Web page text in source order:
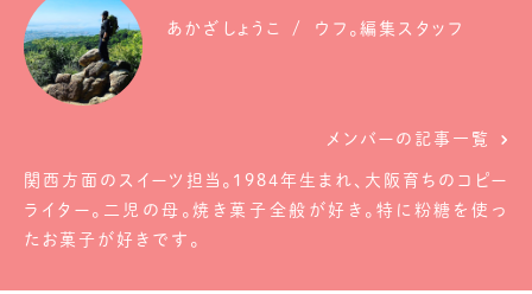
あかざしょうこ ウフ。編集スタッフ
メンバーの記事一覧
関西方面のスイーツ担当。1984年生まれ、大阪育ちのコピー
ライター。二児の母。焼き菓子全般が好き。特に粉糖を使っ
たお菓子が好きです。